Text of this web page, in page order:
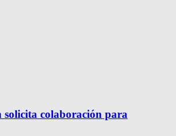
colaboración para